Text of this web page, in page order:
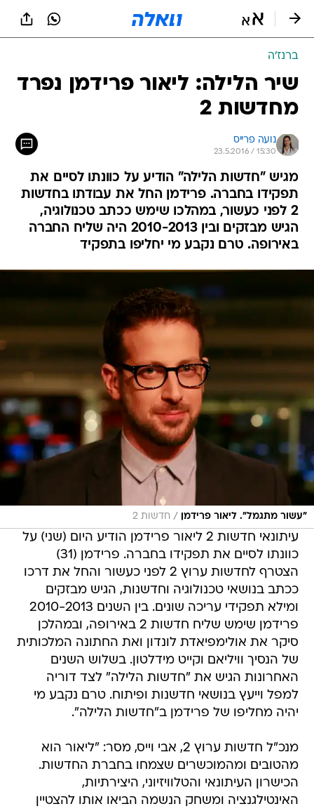
ברנז'ה
שיר הלילה: ליאור פרידמן נפרד
מחדשות 2
נועה פרייס
23.5.2016 / 15:30
מגיש "חדשות הלילה" הודיע על כוונתו לסיים את
תפקידו בחברה. פרידמן החל את עבודתו בחדשות
2 לפני כעשור, במהלכו שימש ככתב טכנולוגיה,
הגיש מבזקים ובין 2010-2013 היה שליח החברה
באירופה. טרם נקבע מי יחליפו בתפקיד
"עשור מתגמל". ליאור פרידמן / חדשות 2
עיתונאי חדשות 2 ליאור פרידמן הודיע היום (שני) על
כוונתו לסיים את תפקידו בחברה. פרידמן (31)
הצטרף לחדשות ערוץ 2 לפני כעשור והחל את דרכו
ככתב בנושאי טכנולוגיה וחדשנות, הגיש מבזקים
ומילא תפקידי עריכה שונים. בין השנים 2010-2013
פרידמן שימש שליח חדשות 2 באירופה, ובמהלכן
סיקר את אולימפיאדת לונדון ואת החתונה המלכותית
של הנסיך וויליאם וקייט מידלטון. בשלוש השנים
האחרונות הגיש את "חדשות הלילה" לצד דוריה
למפל וייעץ בנושאי חדשנות ופיתוח. טרם נקבע מי
יהיה מחליפו של פרידמן ב"חדשות הלילה".
מנכ"ל חדשות ערוץ 2, אבי וייס, מסר: "ליאור הוא
מהטובים ומהמוכשרים שצמחו בחברת החדשות.
הכישרון העיתונאי והטלוויזיוני, היצירתיות,
האינטילגנציה ומשחק הנשמה הביאו אותו להצטיין